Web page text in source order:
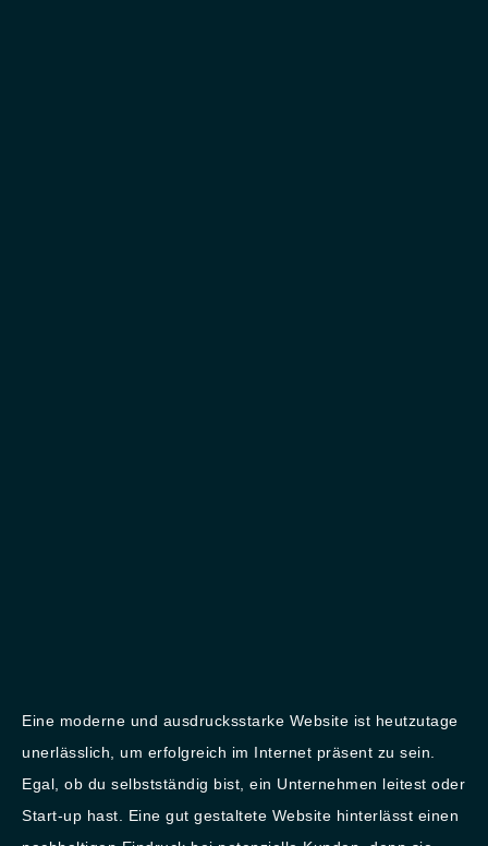
Eine moderne und ausdrucksstarke Website ist heutzutage
unerlässlich, um erfolgreich im Internet präsent zu sein.
Egal, ob du selbstständig bist, ein Unternehmen leitest oder
Start-up hast. Eine gut gestaltete Website hinterlässt einen